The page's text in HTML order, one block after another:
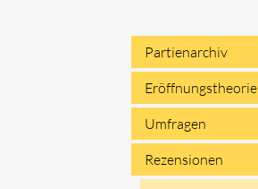
Navigation
überspringen
Partienarchiv
Eröffnungstheorie
Umfragen
Rezensionen